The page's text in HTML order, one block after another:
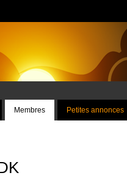
Membres Petites annonces